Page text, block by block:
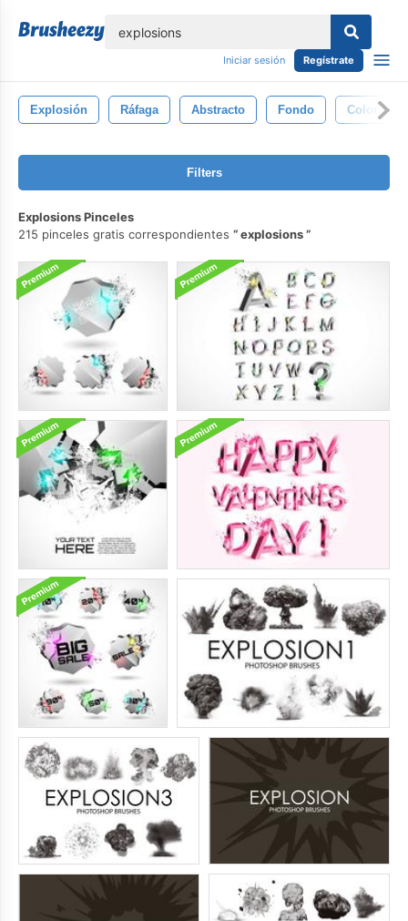
Iniciar sesión Regístrate
Explosión Ráfaga Abstracto Fondo Color
Filters
Explosions Pinceles
215 pinceles gratis correspondientes
explosions